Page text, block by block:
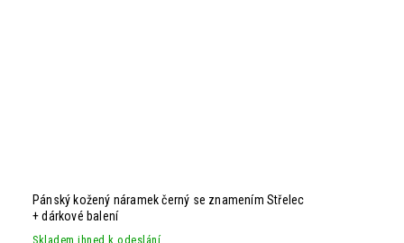
Pánský kožený náramek černý se znamením Střelec
+ dárkové balení
Skladem ihned k odeslání